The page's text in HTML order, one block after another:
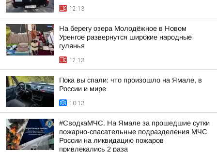
12:13
На берегу озера Молодёжное в Новом
Уренгое развернутся широкие народные
гулянья
12:13
Пока вы спали: что произошло на Ямале, в
России и мире
10:13
#СводкаМЧС. На Ямале за прошедшие сутки
пожарно-спасательные подразделения МЧС
России на ликвидацию пожаров
привлекались 2 раза